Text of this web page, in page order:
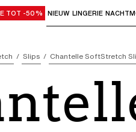
"Pijl omlaag" of "Enter"
TOT -50% NIEUW LINGERIE
Slips Chantelle SoftStretch